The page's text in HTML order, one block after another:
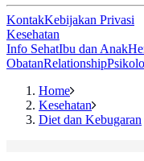
KontakKebijakan Privasi
Kesehatan
Info SehatIbu dan Anak
ObatanRelationship
Home
Kesehatan
Diet dan Kebugaran